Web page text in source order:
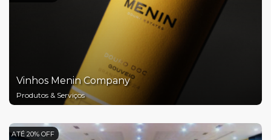
Vinhos Menin Company
Produtos & Serviços
ATÉ 20% OFF